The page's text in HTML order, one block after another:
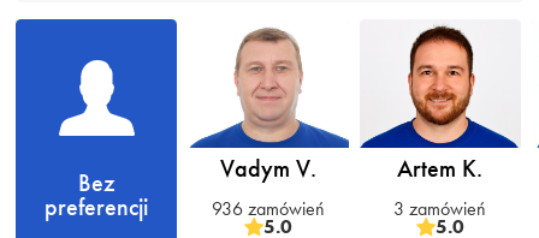
Bez
preferencji
Vadym V.
936 zamówień
5.0
Artem K.
3 zamówień
5.0